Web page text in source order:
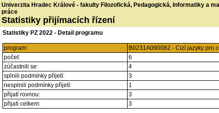
Univerzita Hradec Králové - fakulty Filozofická, Pedagogická, Informatiky a
práce
Statistiky přijímacích řízení
Statistiky PZ 2022 - Detail programu
program:
B0231A090082 - Cizí jazyky pro
počet:
6
zúčastnili se:
4
splnili podmínky přijetí:
3
nesplnili podmínky přijetí:
1
přijatí rovnou:
3
přijatí celkem:
3